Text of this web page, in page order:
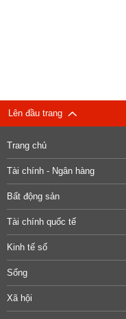
Lên đầu trang
Trang chủ
Tài chính - Ngân hàng
Bất động sản
Tài chính quốc tế
Kinh tế số
Sống
Xã hội